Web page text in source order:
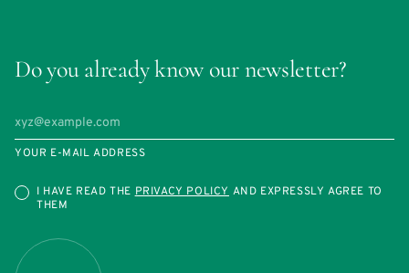
Do you already know our newsletter?
YOUR E-MAIL ADDRESS
I HAVE READ THEPRIVACY POLICY AND EXPRESSLY AGREE TO
THEM